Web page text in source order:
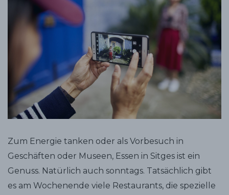
Zum Energie tanken oder als Vorbesuch in
Geschäften oder Museen, Essen in Sitges ist ein
Genuss. Natürlich auch sonntags. Tatsächlich gibt
es am Wochenende viele Restaurants, die spezielle